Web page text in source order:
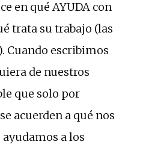
en qué AYUDA con
trata su trabajo (las
Cuando escribimos
de nuestros
que solo por
acuerden a qué nos
a los